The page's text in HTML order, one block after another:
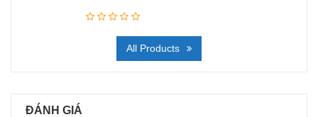
All Products
ĐÁNH GIÁ